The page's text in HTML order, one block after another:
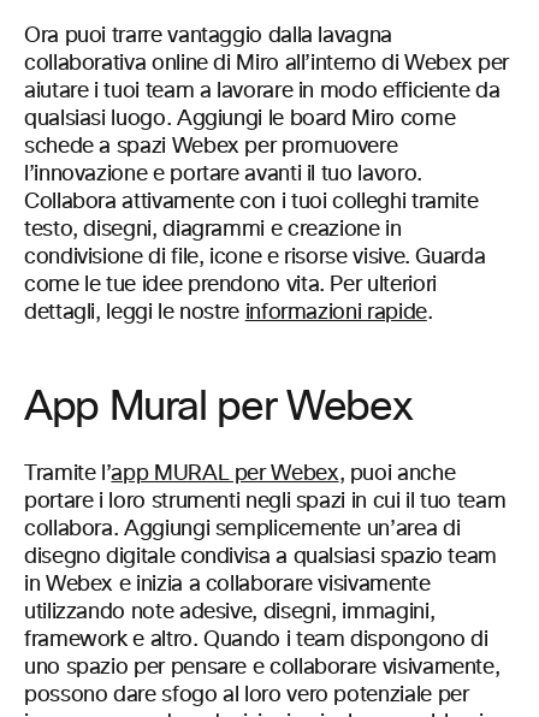
Ora puoi trarre vantaggio dalla lavagna
collaborativa online di Miro all’interno di Webex per
aiutare i tuoi team a lavorare in modo efficiente da
qualsiasi luogo. Aggiungi le board Miro come
schede a spazi Webex per promuovere
l’innovazione e portare avanti il tuo lavoro.
Collabora attivamente con i tuoi colleghi tramite
testo, disegni, diagrammi e creazione in
condivisione di file, icone e risorse visive. Guarda
come le tue idee prendono vita. Per ulteriori
dettagli, leggi le nostre informazioni rapide.
App Mural per Webex
Tramite l’app MURAL per Webex, puoi anche
portare i loro strumenti negli spazi in cui il tuo team
collabora. Aggiungi semplicemente un’area di
disegno digitale condivisa a qualsiasi spazio team
in Webex e inizia a collaborare visivamente
utilizzando note adesive, disegni, immagini,
framework e altro. Quando i team dispongono di
uno spazio per pensare e collaborare visivamente,
possono dare sfogo al loro vero potenziale per